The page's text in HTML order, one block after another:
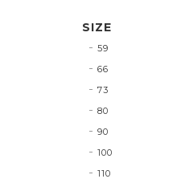
SIZE
59
66
73
80
90
100
110